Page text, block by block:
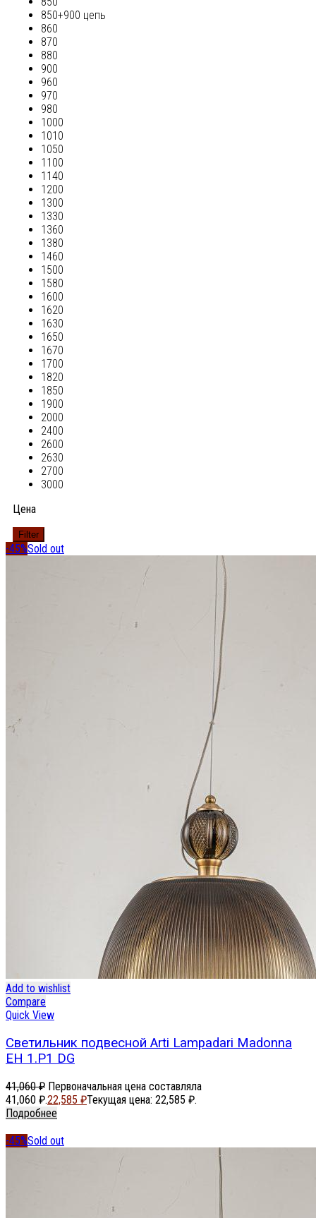
850+900 цепь
860
870
880
900
960
970
980
1000
1010
1050
1100
1140
1200
1300
1330
1360
1380
1460
1500
1580
1600
1620
1630
1650
1670
1700
1820
1850
1900
2000
2400
2600
2630
2700
3000
Цена
Filter
-45%Sold out
Add to wishlist
Compare
Quick View
Светильник подвесной Arti Lampadari Madonna
EH 1.P1 DG
41,060₽ Первоначальная цена составляла
41,060 ₽.22,585 ₽Текущая цена: 22,585 ₽.
Подробнее
-45%Sold out